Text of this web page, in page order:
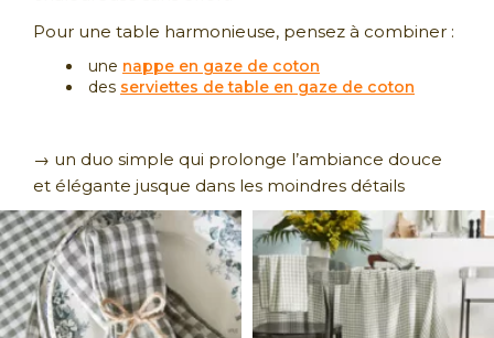
Pour une table harmonieuse, pensez à combiner :
une nappe en gaze de coton
des serviettes de table en gaze de coton
→ un duo simple qui prolonge l’ambiance douce
et élégante jusque dans les moindres détails